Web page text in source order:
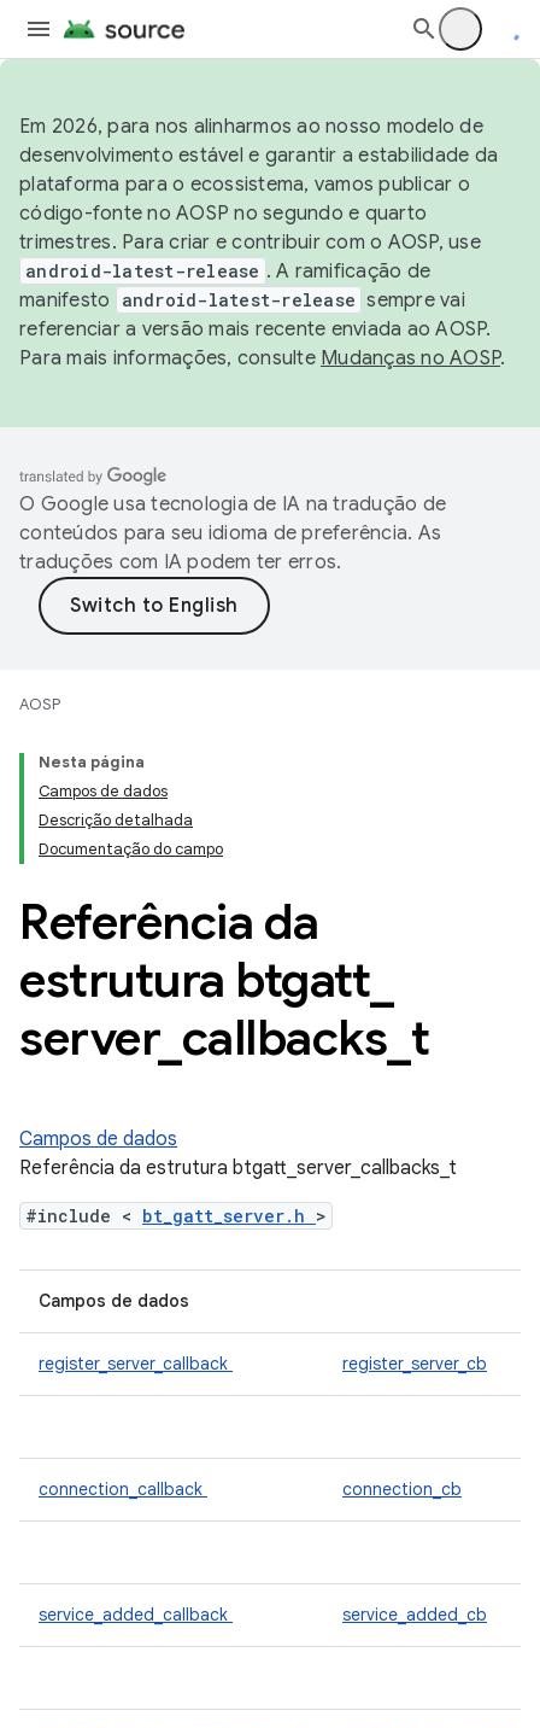
Em 2026, para nos alinharmos ao nosso modelo de
desenvolvimento estável e garantir a estabilidade da
plataforma para o ecossistema, vamos publicar o
código-fonte no AOSP no segundo e quarto
trimestres. Para criar e contribuir com o AOSP, use
android-latest-release . A ramificação de
manifesto
android-latest-release sempre vai
referenciar a versão mais recente enviada ao AOSP.
Para mais informações, consulte Mudanças no AOSP.
O Google usa tecnologia de IA na tradução de
conteúdos para seu idioma de preferência. As
traduções com IA podem ter erros.
AOSP
Nesta página
Campos de dados
Descrição detalhada
Documentação do campo
Referência da
estrutura btgatt
server_ callbacks t
Campos de dados
Referência da estrutura btgatt_server_callbacks_t
#include < bt_gatt_server.h >
Campos de dados
register_server_callback register_server_cb
connection_callback connection_cb
service_added_callback service_added_cb